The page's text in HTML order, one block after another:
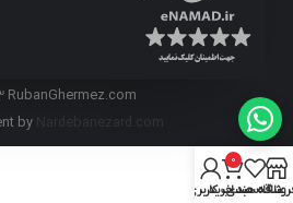
RubanGhermez.com
by Nardebanezard.com
علاقه مندی
0
سبد خرید
حساب کاربری من